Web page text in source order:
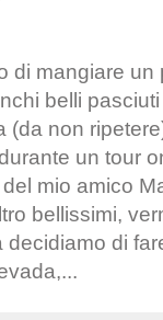
di mangiare un
belli
(da non
un tour
mio amico
bellissimi,
decidiamo di